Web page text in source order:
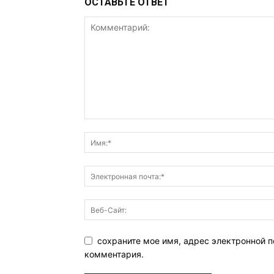
сохраните мое имя, адрес электронной
комментария.